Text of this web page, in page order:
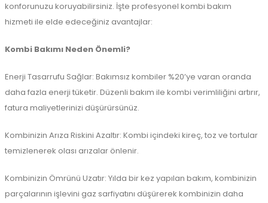
konforunuzu koruyabilirsiniz. İşte profesyonel kombi bakım
hizmeti ile elde edeceğiniz avantajlar:
Kombi Bakımı Neden Önemli?
Enerji Tasarrufu Sağlar: Bakımsız kombiler %20’ye varan oranda
daha fazla enerji tüketir. Düzenli bakım ile kombi verimliliğini artırır,
fatura maliyetlerinizi düşürürsünüz.
Kombinizin Arıza Riskini Azaltır: Kombi içindeki kireç, toz ve tortular
temizlenerek olası arızalar önlenir.
Kombinizin Ömrünü Uzatır: Yılda bir kez yapılan bakım, kombinizin
parçalarının işlevini gaz sarfiyatını düşürerek kombinizin daha